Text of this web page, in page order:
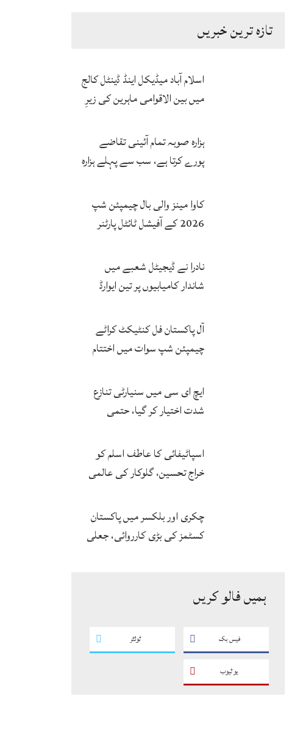
تازہ ترین خبریں
اسلام آباد میڈیکل اینڈ ڈینٹل کالج
میں بین الاقوامی ماہرین کی زیرِ
سرٹیفکیٹ پروگرام شروع
ہزارہ صوبہ تمام آئینی تقاضے
پورے کرتا ہے، سب سے پہلے ہزارہ
محمد یوسف
کاوا مینز والی بال چیمپئن شپ
2026 کے آفیشل ٹائٹل پارٹنر
فتح پر جشن
نادرا نے ڈیجیٹل شعبے میں
شاندار کامیابیوں پر تین ایوارڈ
آل پاکستان فل کنٹیکٹ کراٹے
چیمپئن شپ سوات میں اختتام
ایچ ای سی میں سنیارٹی تنازع
شدت اختیار کر گیا، حتمی
اسپاٹیفائی کا عاطف اسلم کو
خراج تحسین، گلوکار کی عالمی
چکری اور بلکسر میں پاکستان
کسٹمز کی بڑی کارروائی، جعلی
ہمیں فالو کریں
فیس بک ٹوئٹر
یو ٹیوب